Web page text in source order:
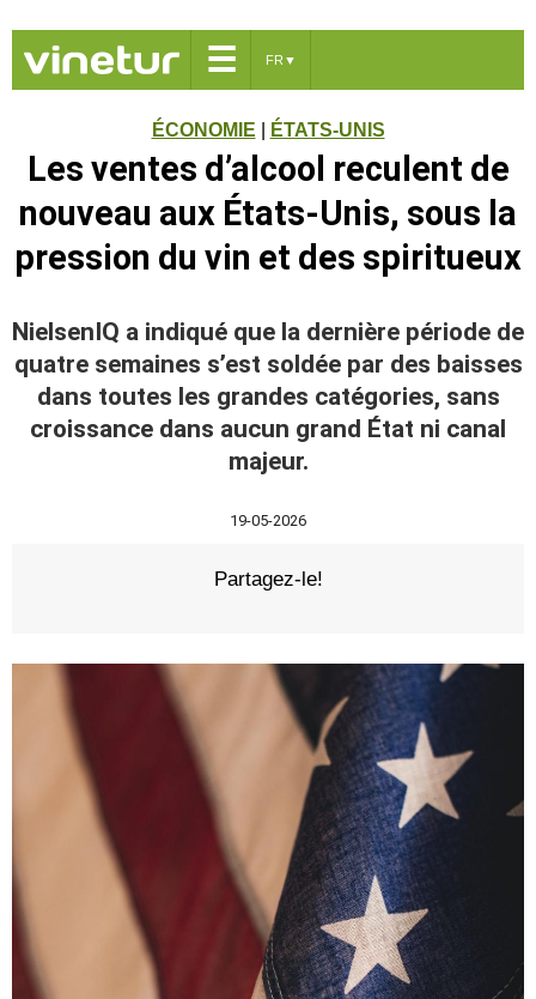
☰ FR ▼
ÉCONOMIE ÉTATS-UNIS
Les ventes d’alcool reculent de
nouveau aux États-Unis, sous la
pression du vin et des spiritueux
NielsenIQ a indiqué que la dernière période de
quatre semaines s’est soldée par des baisses
dans toutes les grandes catégories, sans
croissance dans aucun grand État ni canal
majeur.
19-05-2026
Partagez-le!